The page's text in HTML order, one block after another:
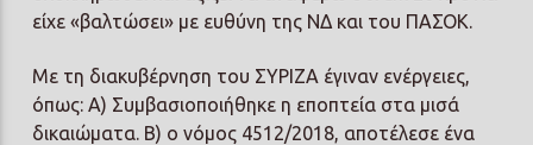
είχε «βαλτώσει» με ευθύνη της ΝΔ και του ΠΑΣΟΚ.
Με τη διακυβέρνηση του ΣΥΡΙΖΑ έγιναν ενέργειες,
όπως: Α) Συμβασιοποιήθηκε η εποπτεία στα μισά
δικαιώματα. Β) ο νόμος 4512/2018, αποτέλεσε ένα